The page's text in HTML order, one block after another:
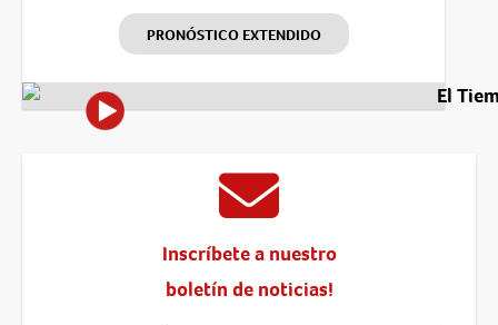
PRONÓSTICO EXTENDIDO
El
Inscríbete a nuestro
boletín de noticias!